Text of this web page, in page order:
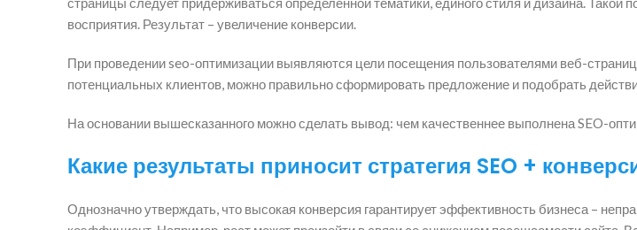
восприятия. Результат – увеличение конверсии.
При проведении seo-оптимизации выявляются цели посещения пользователями веб-
потенциальных клиентов, можно правильно сформировать предложение и подобрать
На основании вышесказанного можно сделать вывод: чем качественнее выполнена SEO-
Какие результаты приносит стратегия SEO +
Однозначно утверждать, что высокая конверсия гарантирует эффективность бизнеса –